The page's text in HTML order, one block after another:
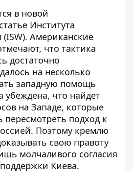
в новой
Института
Американские
что тактика
достаточно
на несколько
западную помощь
убеждена, что найдет
на Западе, которые
пересмотреть подход к
Поэтому кремлю
свою правоту
молчаливого согласия
Киева.